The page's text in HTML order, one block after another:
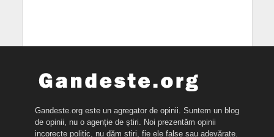
Gandeste.org este un agregator de opinii. Suntem un blog
de opinii, nu o agenție de știri. Noi prezentăm opinii
incorecte politic, nu dăm știri, fie ele false sau adevărate.